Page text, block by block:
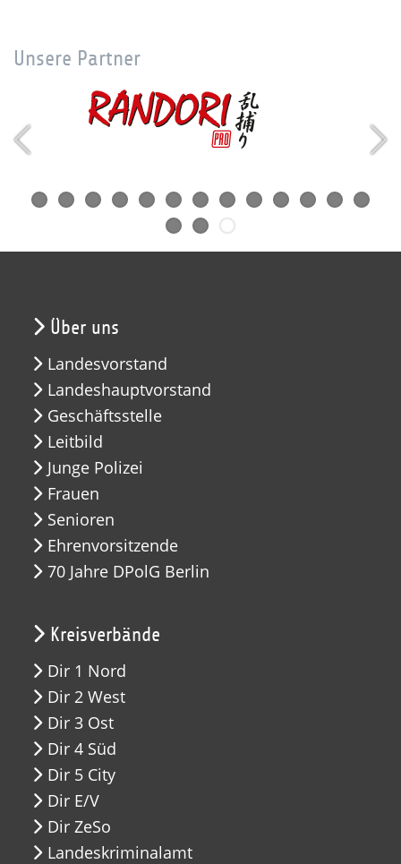
Unsere Partner
Über uns
Landesvorstand
Landeshauptvorstand
Geschäftsstelle
Leitbild
Junge Polizei
Frauen
Senioren
Ehrenvorsitzende
70 Jahre DPolG Berlin
Kreisverbände
Dir 1 Nord
Dir 2 West
Dir 3 Ost
Dir 4 Süd
Dir 5 City
Dir E/V
Dir ZeSo
Landeskriminalamt